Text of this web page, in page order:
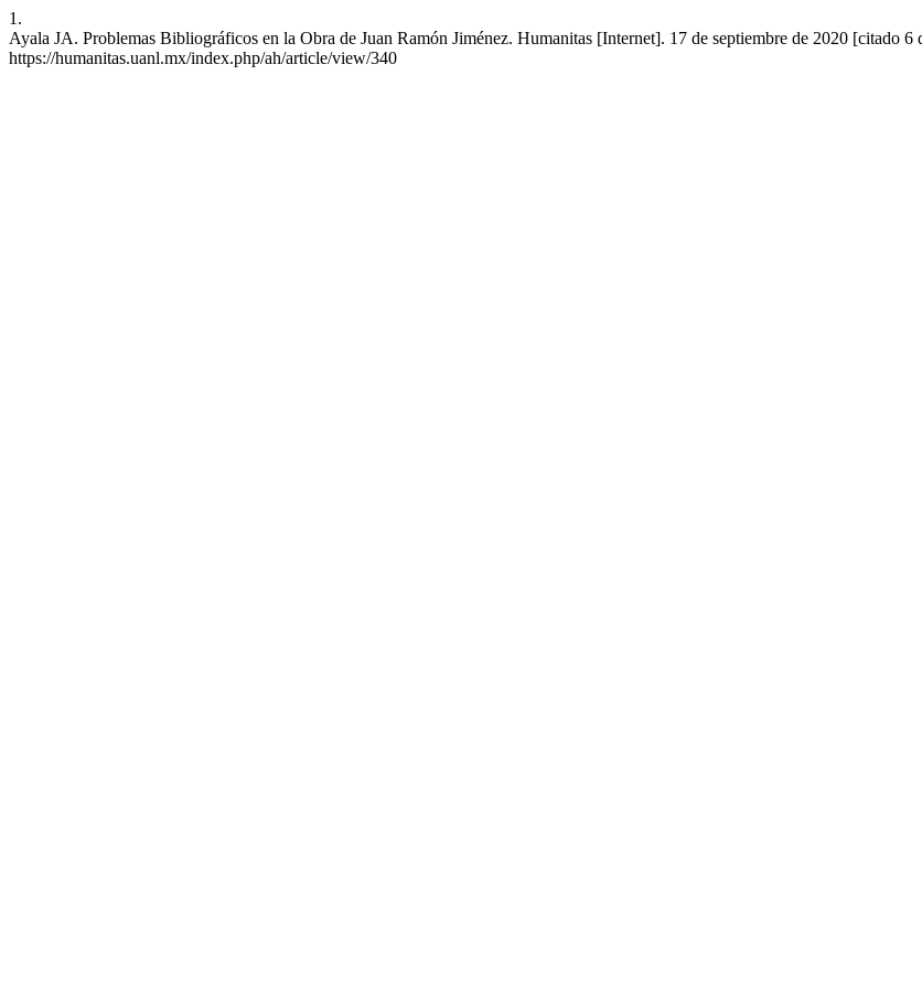
1.
Ayala JA. Problemas Bibliográficos en la Obra de Juan Ramón Jiménez. Humanitas [Internet]. 17 de septiembre de 2020 [citado
https://humanitas.uanl.mx/index.php/ah/article/view/340